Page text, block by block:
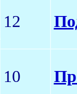
12
10